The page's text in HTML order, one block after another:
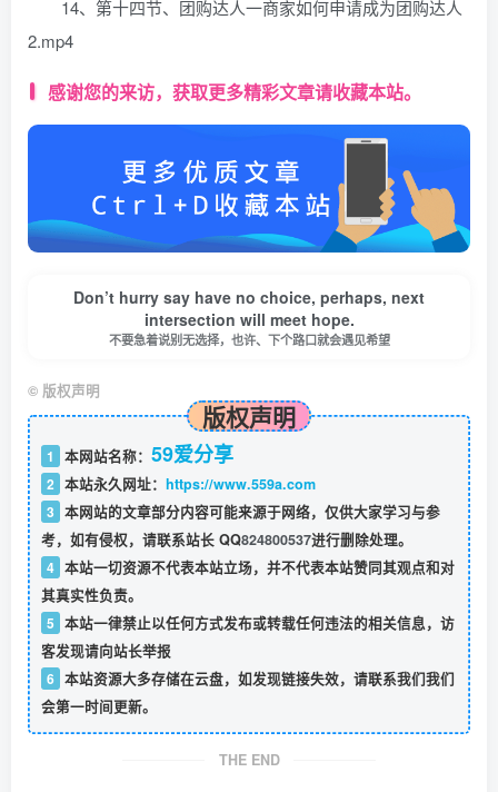
14、第十四节、团购达人一商家如何申请成为团购达人
2.mp4
感谢您的来访，获取更多精彩文章请收藏本站。
Don’t hurry say have no choice, perhaps, next
intersection will meet hope.
不要急着说别无选择，也许、下个路口就会遇见希望
© 版权声明
版权声明
1 本网站名称： 59爱分享
2 本站永久网址： https://www.559a.com
3 本网站的文章部分内容可能来源于网络，仅供大家学习与参
考，如有侵权，请联系站长 QQ824800537进行删除处理。
4 本站一切资源不代表本站立场，并不代表本站赞同其观点和对
其真实性负责。
5 本站一律禁止以任何方式发布或转载任何违法的相关信息，访
客发现请向站长举报
6 本站资源大多存储在云盘，如发现链接失效，请联系我们我们
会第一时间更新。
THE END